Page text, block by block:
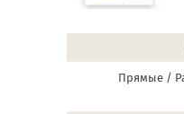
Прямые /